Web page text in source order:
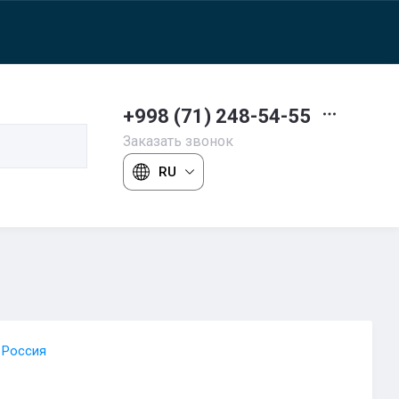
+998 (71) 248-54-55
Заказать звонок
RU